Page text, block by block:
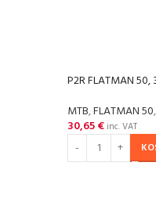
P2R FLATMAN 50,
MTB,FLATMAN 50,
30,65€ inc. VAT